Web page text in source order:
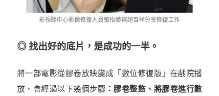
影視聽中心影像修復人員張怡蓁與趙百祥分享修復工作
◎ 找出好的底片，是成功的一半。
將一部電影從膠卷放映變成「數位修復版」在戲院播
放，會經過以下幾個步驟 ：膠卷整飭、將膠卷進行數